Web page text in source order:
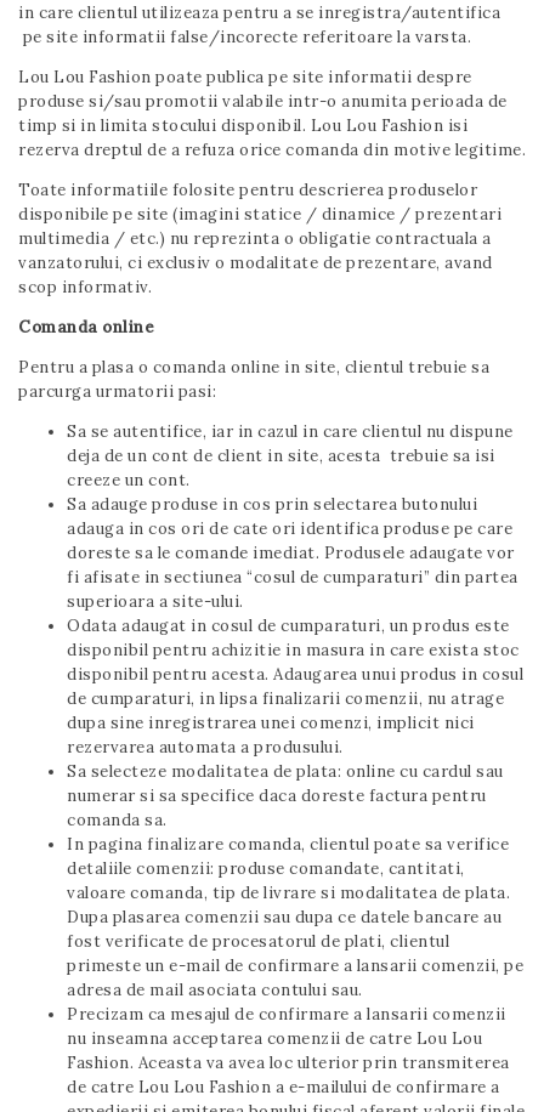
in care clientul utilizeaza pentru a se inregistra/autentifica
pe site informatii false/incorecte referitoare la varsta.
Lou Lou Fashion poate publica pe site informatii despre
produse si/sau promotii valabile intr-o anumita perioada de
timp si in limita stocului disponibil. Lou Lou Fashion isi
rezerva dreptul de a refuza orice comanda din motive legitime.
Toate informatiile folosite pentru descrierea produselor
disponibile pe site (imagini statice / dinamice / prezentari
multimedia / etc.) nu reprezinta o obligatie contractuala a
vanzatorului, ci exclusiv o modalitate de prezentare, avand
scop informativ.
Comanda online
Pentru a plasa o comanda online in site, clientul trebuie sa
parcurga urmatorii pasi:
Sa se autentifice, iar in cazul in care clientul nu dispune
deja de un cont de client in site, acesta trebuie sa isi
creeze un cont.
Sa adauge produse in cos prin selectarea butonului
adauga in cos ori de cate ori identifica produse pe care
doreste sa le comande imediat. Produsele adaugate vor
fi afisate in sectiunea “cosul de cumparaturi” din partea
superioara a site-ului.
Odata adaugat in cosul de cumparaturi, un produs este
disponibil pentru achizitie in masura in care exista stoc
disponibil pentru acesta. Adaugarea unui produs in cosul
de cumparaturi, in lipsa finalizarii comenzii, nu atrage
dupa sine inregistrarea unei comenzi, implicit nici
rezervarea automata a produsului.
Sa selecteze modalitatea de plata: online cu cardul sau
numerar si sa specifice daca doreste factura pentru
comanda sa.
In pagina finalizare comanda, clientul poate sa verifice
detaliile comenzii: produse comandate, cantitati,
valoare comanda, tip de livrare si modalitatea de plata.
Dupa plasarea comenzii sau dupa ce datele bancare au
fost verificate de procesatorul de plati, clientul
primeste un e-mail de confirmare a lansarii comenzii, pe
adresa de mail asociata contului sau.
Precizam ca mesajul de confirmare a lansarii comenzii
nu inseamna acceptarea comenzii de catre Lou Lou
Fashion. Aceasta va avea loc ulterior prin transmiterea
de catre Lou Lou Fashion a e-mailului de confirmare a